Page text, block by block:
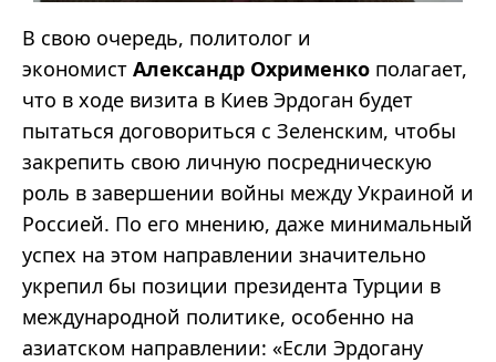
В свою очередь, политолог и
экономист Александр Охрименко полагает,
что в ходе визита в Киев Эрдоган будет
пытаться договориться с Зеленским, чтобы
закрепить свою личную посредническую
роль в завершении войны между Украиной и
Россией. По его мнению, даже минимальный
успех на этом направлении значительно
укрепил бы позиции президента Турции в
международной политике, особенно на
азиатском направлении: «Если Эрдогану